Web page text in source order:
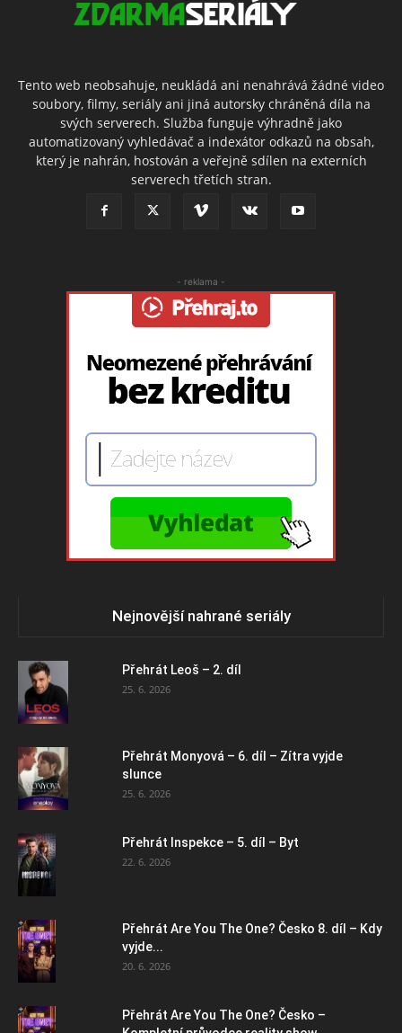
Tento web neobsahuje, neukládá ani nenahrává žádné video
soubory, filmy, seriály ani jiná autorsky chráněná díla na
svých serverech. Služba funguje výhradně jako
automatizovaný vyhledávač a indexátor odkazů na obsah,
který je nahrán, hostován a veřejně sdílen na externích
serverech třetích stran.
- reklama -
Nejnovější nahrané seriály
Přehrát Leoš – 2. díl
25. 6. 2026
Přehrát Monyová – 6. díl – Zítra vyjde
slunce
25. 6. 2026
Přehrát Inspekce – 5. díl – Byt
22. 6. 2026
Přehrát Are You The One? Česko 8. díl – Kdy
vyjde...
20. 6. 2026
Přehrát Are You The One? Česko –